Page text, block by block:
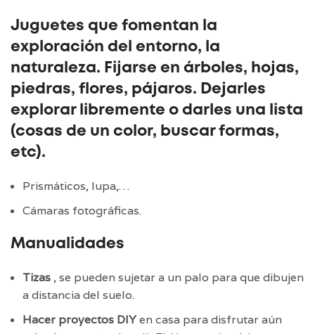
Juguetes que fomentan la
exploración del entorno, la
naturaleza. Fijarse en árboles, hojas,
piedras, flores, pájaros. Dejarles
explorar libremente o darles una lista
(cosas de un color, buscar formas,
etc).
Prismáticos, lupa,…
Cámaras fotográficas.
Manualidades
Tizas, se pueden sujetar a un palo para que dibujen
a distancia del suelo.
Hacer proyectos DIYen casa para disfrutar aún